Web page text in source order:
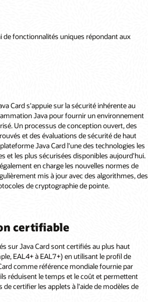
de fonctionnalités uniques répondant aux
Card s'appuie sur la sécurité inhérente au
Java pour fournir un environnement
Un processus de conception ouvert, des
et des évaluations de sécurité de haut
Java Card l'une des technologies les
et les plus sécurisées disponibles aujourd'hui.
en charge les nouvelles normes de
mis à jour avec des algorithmes, des
de cryptographie de pointe.
certifiable
sur Java Card sont certifiés au plus haut
EAL4+ à EAL7+) en utilisant le profil de
comme référence mondiale fournie par
réduisent le temps et le coût et permettent
de certifier les applets à l'aide de modèles de